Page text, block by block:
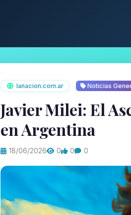
lanacion.com.ar Noticias
Javier Milei: El
en Argentina
18/06/2026 0 0 0